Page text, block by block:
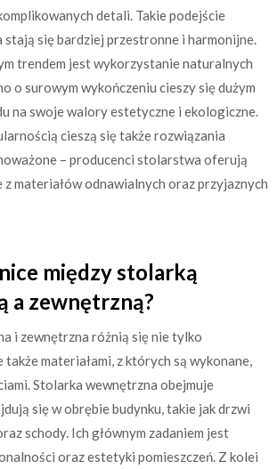
detali. Takie podejście
stają się bardziej przestronne i harmonijne.
trendem jest wykorzystanie naturalnych
o surowym wykończeniu cieszy się dużym
na swoje walory estetyczne i ekologiczne.
cieszą się także rozwiązania
– producenci stolarstwa oferują
materiałów odnawialnych oraz przyjaznych
między stolarką
a zewnętrzną?
i zewnętrzna różnią się nie tylko
także materiałami, z których są wykonane,
Stolarka wewnętrzna obejmuje
się w obrębie budynku, takie jak drzwi
schody. Ich głównym zadaniem jest
oraz estetyki pomieszczeń. Z kolei